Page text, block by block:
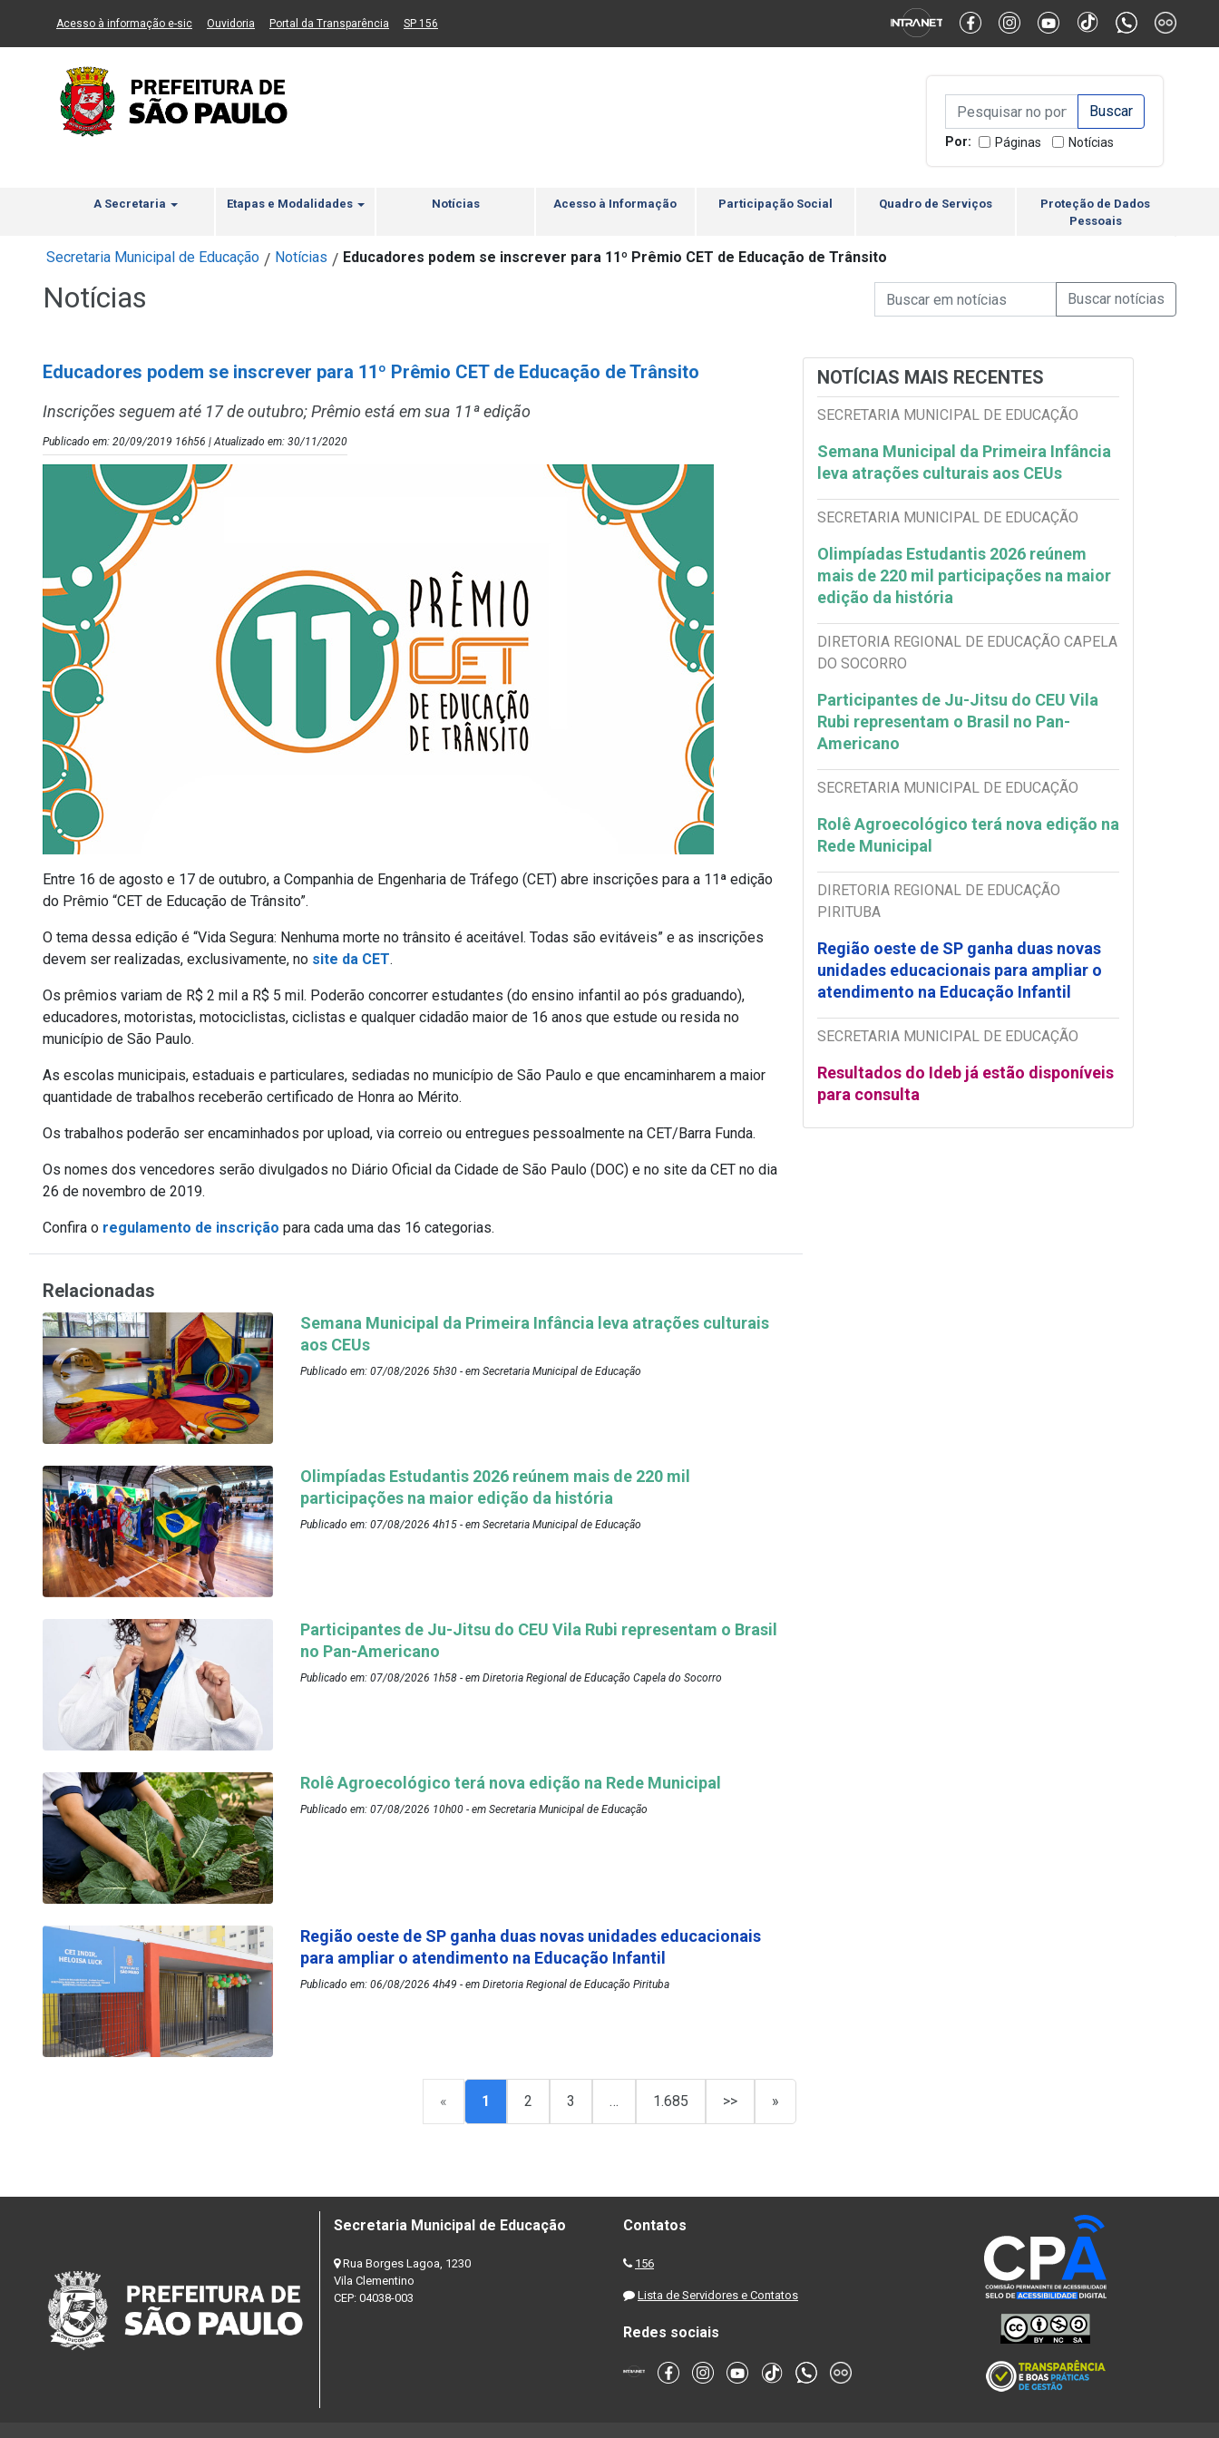
Ir ao Conteúdo Ir para menu principal 2 Ir para busca Ir para rodapé Alternar Alto Contraste Alternar Tamanho da Fonte
Acesso à informação e-sic(Link para um novo sítio)
Ouvidoria (Link para um novo sítio)
Portal da Transparência (Link para um novo sítio)
SP 156
Campo de Busca de
Campo de Busca de informaçõesEnviar a Busca
Por: Páginas Notícias
A Secretaria Etapas e Modalidades Notícias Acesso à Informação Participação Social Quadro de Serviços
Proteção de Dados
Pessoais
Secretaria Municipal de Educação / Notícias / Educadores podem se inscrever para 11º Prêmio CET de Educação de Trânsito
Notícias Campo de Busca de Notícias
Campo de Busca de informaçõesEnviar a Busca de
Educadores podem se inscrever para 11º Prêmio CET de Educação de Trânsito
Inscrições seguem até 17 de outubro; Prêmio está em sua 11ª edição
Publicado em: 20/09/2019 16h56 | Atualizado em: 30/11/2020
Entre 16 de agosto e 17 de outubro, a Companhia de Engenharia de Tráfego (CET) abre inscrições para a 11ª edição
do Prêmio “CET de Educação de Trânsito”.
O tema dessa edição é “Vida Segura: Nenhuma morte no trânsito é aceitável. Todas são evitáveis” e as inscrições
devem ser realizadas, exclusivamente, no site da CET.
Os prêmios variam de R$ 2 mil a R$ 5 mil. Poderão concorrer estudantes (do ensino infantil ao pós graduando),
educadores, motoristas, motociclistas, ciclistas e qualquer cidadão maior de 16 anos que estude ou resida no
município de São Paulo.
As escolas municipais, estaduais e particulares, sediadas no município de São Paulo e que encaminharem a maior
quantidade de trabalhos receberão certificado de Honra ao Mérito.
Os trabalhos poderão ser encaminhados por upload, via correio ou entregues pessoalmente na CET/Barra Funda.
Os nomes dos vencedores serão divulgados no Diário Oficial da Cidade de São Paulo (DOC) e no site da CET no dia
26 de novembro de 2019.
Confira o regulamento de inscrição para cada uma das 16 categorias.
NOTÍCIAS MAIS RECENTES
SECRETARIA MUNICIPAL DE EDUCAÇÃO
Semana Municipal da Primeira Infância
leva atrações culturais aos CEUs
SECRETARIA MUNICIPAL DE EDUCAÇÃO
Olimpíadas Estudantis 2026 reúnem
mais de 220 mil participações na maior
edição da história
DIRETORIA REGIONAL DE EDUCAÇÃO CAPELA
DO SOCORRO
Participantes de Ju-Jitsu do CEU Vila
Rubi representam o Brasil no Pan-
Americano
SECRETARIA MUNICIPAL DE EDUCAÇÃO
Rolê Agroecológico terá nova edição na
Rede Municipal
DIRETORIA REGIONAL DE EDUCAÇÃO
PIRITUBA
Região oeste de SP ganha duas novas
unidades educacionais para ampliar o
atendimento na Educação Infantil
SECRETARIA MUNICIPAL DE EDUCAÇÃO
Resultados do Ideb já estão disponíveis
para consulta
Relacionadas
Semana Municipal da Primeira Infância leva atrações culturais
aos CEUs
Publicado em: 07/08/2026 5h30 - em Secretaria Municipal de Educação
Olimpíadas Estudantis 2026 reúnem mais de 220 mil
participações na maior edição da história
Publicado em: 07/08/2026 4h15 - em Secretaria Municipal de Educação
Participantes de Ju-Jitsu do CEU Vila Rubi representam o Brasil
no Pan-Americano
Publicado em: 07/08/2026 1h58 - em Diretoria Regional de Educação Capela do Socorro
Rolê Agroecológico terá nova edição na Rede Municipal
Publicado em: 07/08/2026 10h00 - em Secretaria Municipal de Educação
Região oeste de SP ganha duas novas unidades educacionais
para ampliar o atendimento na Educação Infantil
Publicado em: 06/08/2026 4h49 - em Diretoria Regional de Educação Pirituba
« 1 2 3 … 1.685 >> »
Secretaria Municipal de Educação
Rua Borges Lagoa, 1230
Vila Clementino
CEP: 04038-003
Contatos
156
Lista de Servidores e Contatos
Redes sociais